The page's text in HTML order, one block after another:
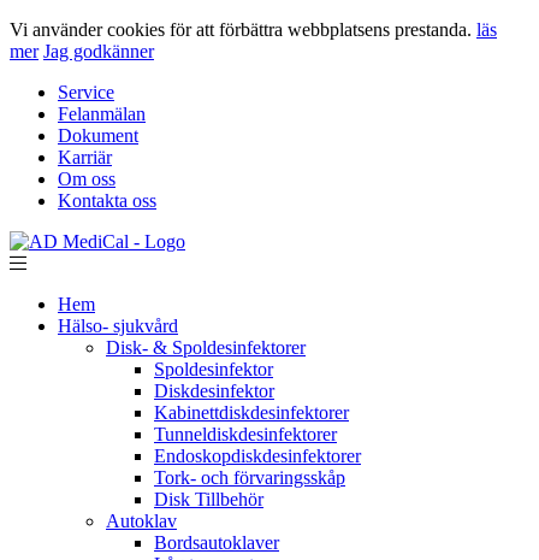
Vi använder cookies för att förbättra webbplatsens prestanda. läs
mer Jag godkänner
Service
Felanmälan
Dokument
Karriär
Om oss
Kontakta oss
Hem
Hälso- sjukvård
Disk- & Spoldesinfektorer
Spoldesinfektor
Diskdesinfektor
Kabinettdiskdesinfektorer
Tunneldiskdesinfektorer
Endoskopdiskdesinfektorer
Tork- och förvaringsskåp
Disk Tillbehör
Autoklav
Bordsautoklaver